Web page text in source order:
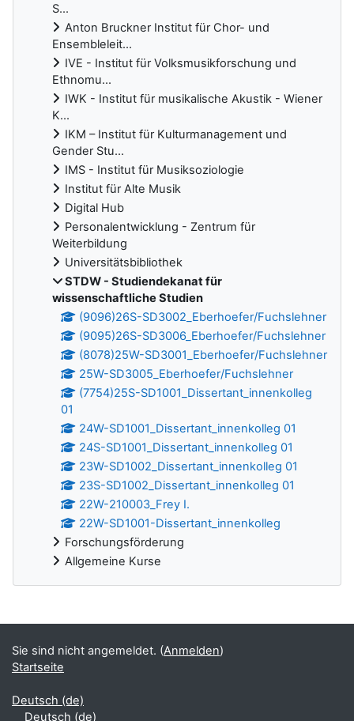
S...
Anton Bruckner Institut für Chor- und
Ensembleleit...
IVE - Institut für Volksmusikforschung und
Ethnomu...
IWK - Institut für musikalische Akustik - Wiener
K...
IKM – Institut für Kulturmanagement und
Gender Stu...
IMS - Institut für Musiksoziologie
Institut für Alte Musik
Digital Hub
Personalentwicklung - Zentrum für
Weiterbildung
Universitätsbibliothek
STDW - Studiendekanat für
wissenschaftliche Studien
(9096)26S-SD3002_Eberhoefer/Fuchslehner
(9095)26S-SD3006_Eberhoefer/Fuchslehner
(8078)25W-SD3001_Eberhoefer/Fuchslehner
25W-SD3005_Eberhoefer/Fuchslehner
(7754)25S-SD1001_Dissertant_innenkolleg
01
24W-SD1001_Dissertant_innenkolleg 01
24S-SD1001_Dissertant_innenkolleg 01
23W-SD1002_Dissertant_innenkolleg 01
23S-SD1002_Dissertant_innenkolleg 01
22W-210003_Frey I.
22W-SD1001-Dissertant_innenkolleg
Forschungsförderung
Allgemeine Kurse
Ergänzungsblöcke
Sie sind nicht angemeldet. (Anmelden)
Startseite
Deutsch ‎(de)‎
Deutsch ‎(de)‎